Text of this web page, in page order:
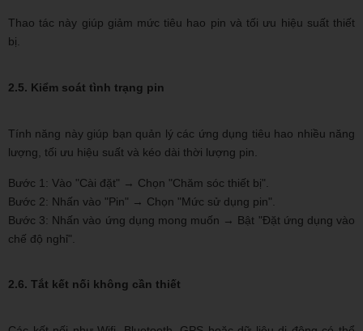
Thao tác này giúp giảm mức tiêu hao pin và tối ưu hiệu suất thiết
bị.
2.5. Kiểm soát tình trạng pin
Tính năng này giúp bạn quản lý các ứng dụng tiêu hao nhiều năng
lượng, tối ưu hiệu suất và kéo dài thời lượng pin.
Bước 1: Vào "Cài đặt" → Chọn "Chăm sóc thiết bị".
Bước 2: Nhấn vào "Pin" → Chọn "Mức sử dụng pin".
Bước 3: Nhấn vào ứng dụng mong muốn → Bật "Đặt ứng dụng vào
chế độ nghỉ".
2.6. Tắt kết nối không cần thiết